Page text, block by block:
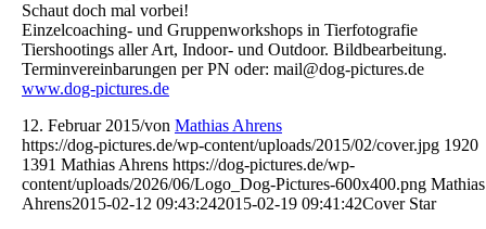
Schaut doch mal vorbei!
Einzelcoaching- und Gruppenworkshops in Tierfotografie
Tiershootings aller Art, Indoor- und Outdoor. Bildbearbeitung.
Terminvereinbarungen per PN oder: mail@dog-pictures.de
www.dog-pictures.de
12. Februar 2015/von Mathias Ahrens
https://dog-pictures.de/wp-content/uploads/2015/02/cover.jpg 1920
1391 Mathias Ahrens https://dog-pictures.de/wp-
content/uploads/2026/06/Logo_Dog-Pictures-600x400.png Mathias
Ahrens2015-02-12 09:43:242015-02-19 09:41:42Cover Star